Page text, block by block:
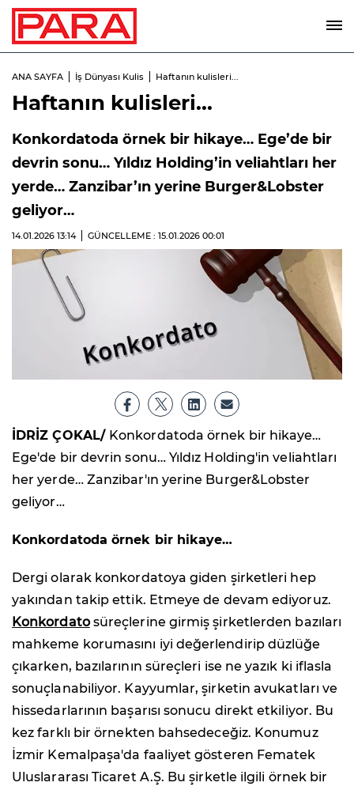
ANA SAYFA İş Dünyası Kulis Haftanın kulisleri...
Haftanın kulisleri...
Konkordatoda örnek bir hikaye… Ege’de bir
devrin sonu… Yıldız Holding’in veliahtları her
yerde… Zanzibar’ın yerine Burger&Lobster
geliyor…
14.01.2026 13:14 GÜNCELLEME : 15.01.2026 00:01
İDRİZ ÇOKAL/ Konkordatoda örnek bir hikaye…
Ege'de bir devrin sonu… Yıldız Holding'in veliahtları
her yerde… Zanzibar'ın yerine Burger&Lobster
geliyor…
Konkordatoda örnek bir hikaye…
Dergi olarak konkordatoya giden şirketleri hep
yakından takip ettik. Etmeye de devam ediyoruz.
Konkordatosüreçlerine girmiş şirketlerden bazıları
mahkeme korumasını iyi değerlendirip düzlüğe
çıkarken, bazılarının süreçleri ise ne yazık ki iflasla
sonuçlanabiliyor. Kayyumlar, şirketin avukatları ve
hissedarlarının başarısı sonucu direkt etkiliyor. Bu
kez farklı bir örnekten bahsedeceğiz. Konumuz
İzmir Kemalpaşa'da faaliyet gösteren Fematek
Uluslararası Ticaret A.Ş. Bu şirketle ilgili örnek bir